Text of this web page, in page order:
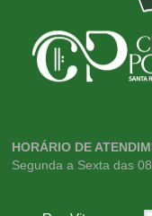
HORÁRIO DE
Segunda a Sexta das